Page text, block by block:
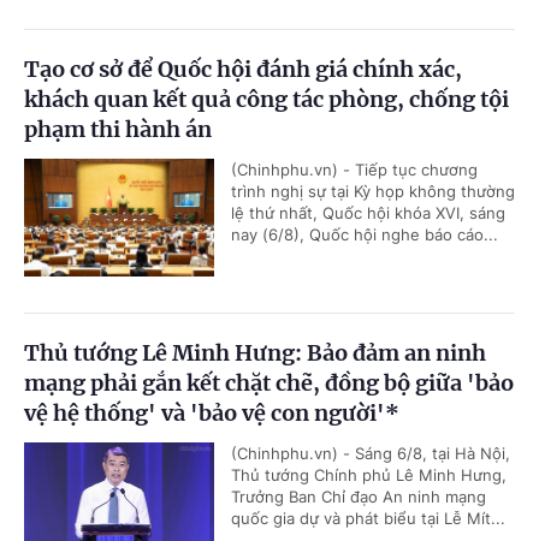
Tạo cơ sở để Quốc hội đánh giá chính xác,
khách quan kết quả công tác phòng, chống tội
phạm thi hành án
(Chinhphu.vn) - Tiếp tục chương
trình nghị sự tại Kỳ họp không thường
lệ thứ nhất, Quốc hội khóa XVI, sáng
nay (6/8), Quốc hội nghe báo cáo...
Thủ tướng Lê Minh Hưng: Bảo đảm an ninh
mạng phải gắn kết chặt chẽ, đồng bộ giữa 'bảo
vệ hệ thống' và 'bảo vệ con người'*
(Chinhphu.vn) - Sáng 6/8, tại Hà Nội,
Thủ tướng Chính phủ Lê Minh Hưng,
Trưởng Ban Chỉ đạo An ninh mạng
quốc gia dự và phát biểu tại Lễ Mít...